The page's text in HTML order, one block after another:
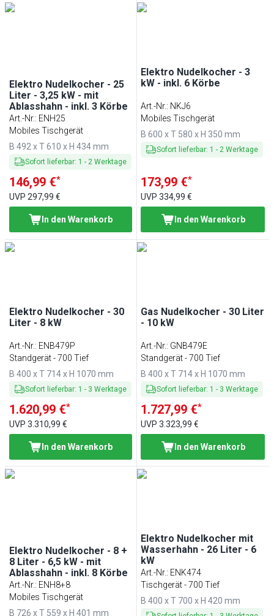
Elektro Nudelkocher - 25
Liter - 3,25 kW - mit
Ablasshahn - inkl. 3 Körbe
Art.-Nr.: ENH25
Mobiles Tischgerät
B 492 x T 610 x H 434 mm
Sofort lieferbar: 1 - 2 Werktage
146,99 €*
UVP 297,99 €
In den Warenkorb
Elektro Nudelkocher - 3
kW - inkl. 6 Körbe
Art.-Nr.: NKJ6
Mobiles Tischgerät
B 600 x T 580 x H 350 mm
Sofort lieferbar: 1 - 2 Werktage
173,99 €*
UVP334,99 €
In den Warenkorb
Elektro Nudelkocher - 30
Liter - 8 kW
Art.-Nr.: ENB479P
Standgerät - 700 Tief
B 400 x T 714 x H 1070 mm
Sofort lieferbar: 1 - 3 Werktage
1.620,99 €*
UVP 3.310,99 €
In den Warenkorb
Gas Nudelkocher - 30 Liter
- 10 kW
Art.-Nr.: GNB479E
Standgerät - 700 Tief
B 400 x T 714 x H 1070 mm
Sofort lieferbar: 1 - 3 Werktage
1.727,99 €*
UVP3.323,99 €
In den Warenkorb
Elektro Nudelkocher - 8 +
8 Liter - 6,5 kW - mit
Ablasshahn - inkl. 8 Körbe
Art.-Nr.: ENH8+8
Mobiles Tischgerät
B 726 x T 559 x H 401 mm
Elektro Nudelkocher mit
Wasserhahn - 26 Liter - 6
kW
Art.-Nr.: ENK474
Tischgerät - 700 Tief
B 400 x T 700 x H 420 mm